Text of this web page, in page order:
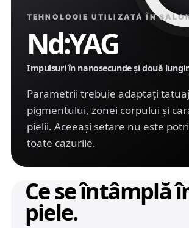
TEHNOLOGIE UTILIZATĂ ÎN
Nd:YAG
Impulsuri în nanosecunde și două
Parametrii trebuie adaptați
pigmentului, zonei corpului și
pielii. Aceeași setare nu este
toate cazurile.
Ce se întâmplă
piele.